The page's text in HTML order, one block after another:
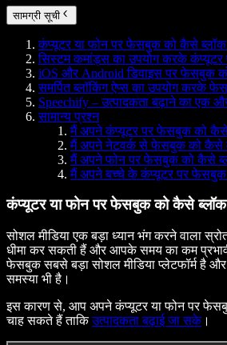
सामग्री सूची
कंप्यूटर या फोन पर फेसबुक को कैसे
सिस्टम कमांड्स का उपयोग करके
iOS और Android डिवाइस पर फेसबुक
समर्पित ब्लॉकिंग ऐप्स का उपयोग करके
Speechify – उत्पादकता बढ़ाने का एक
सामान्य प्रश्न
मैं अपने कंप्यूटर पर फेसबुक को
मैं अपने नेटवर्क से फेसबुक को कैसे
मैं अपने फोन पर फेसबुक को कैसे
मैं अपने बच्चे के कंप्यूटर पर
कंप्यूटर या फोन पर फेसबुक को कैसे
सोशल मीडिया एक बड़ा ध्यान भंग करने वाला
धीमा कर सकती हैं और आपके समय का कम
फेसबुक सबसे बड़ा सोशल मीडिया प्लेटफॉर्म है
समस्या भी है।
इस कारण से, आप अपने कंप्यूटर या फोन पर
चाह सकते हैं ताकिउत्पादकता बढ़ाई जा सके।